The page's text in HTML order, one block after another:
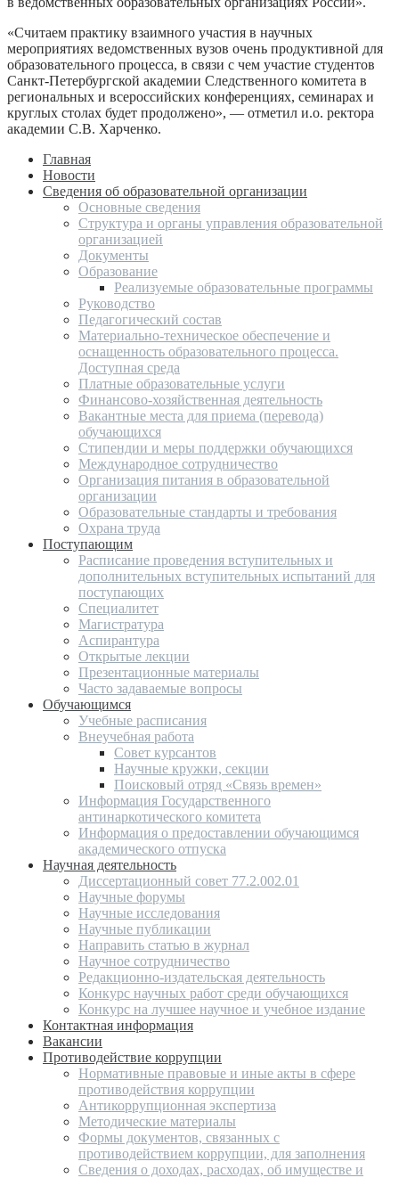
«Считаем практику взаимного участия в научных
мероприятиях ведомственных вузов очень продуктивной для
образовательного процесса, в связи с чем участие студентов
Санкт-Петербургской академии Следственного комитета в
региональных и всероссийских конференциях, семинарах и
круглых столах будет продолжено», — отметил и.о. ректора
академии С.В. Харченко.
Главная
Новости
Сведения об образовательной организации
Основные сведения
Структура и органы управления образовательной
организацией
Документы
Образование
Реализуемые образовательные программы
Руководство
Педагогический состав
Материально-техническое обеспечение и
оснащенность образовательного процесса.
Доступная среда
Платные образовательные услуги
Финансово-хозяйственная деятельность
Вакантные места для приема (перевода)
обучающихся
Стипендии и меры поддержки обучающихся
Международное сотрудничество
Организация питания в образовательной
организации
Образовательные стандарты и требования
Охрана труда
Поступающим
Расписание проведения вступительных и
дополнительных вступительных испытаний для
поступающих
Специалитет
Магистратура
Аспирантура
Открытые лекции
Презентационные материалы
Часто задаваемые вопросы
Обучающимся
Учебные расписания
Внеучебная работа
Совет курсантов
Научные кружки, секции
Поисковый отряд «Связь времен»
Информация Государственного
антинаркотического комитета
Информация о предоставлении обучающимся
академического отпуска
Научная деятельность
Диссертационный совет 77.2.002.01
Научные форумы
Научные исследования
Научные публикации
Направить статью в журнал
Научное сотрудничество
Редакционно-издательская деятельность
Конкурс научных работ среди обучающихся
Конкурс на лучшее научное и учебное издание
Контактная информация
Вакансии
Противодействие коррупции
Нормативные правовые и иные акты в сфере
противодействия коррупции
Антикоррупционная экспертиза
Методические материалы
Формы документов, связанных с
противодействием коррупции, для заполнения
Сведения о доходах, расходах, об имуществе и